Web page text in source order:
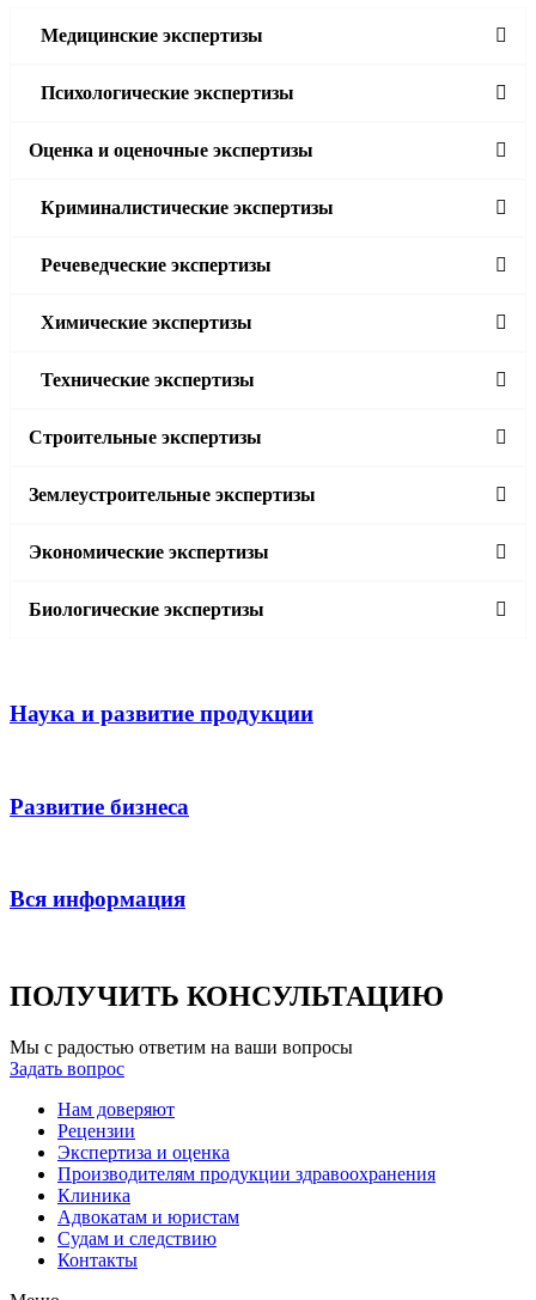
Медицинские экспертизы
Психологические экспертизы
Оценка и оценочные экспертизы
Криминалистические экспертизы
Речеведческие экспертизы
Химические экспертизы
Технические экспертизы
Строительные экспертизы
Землеустроительные экспертизы
Экономические экспертизы
Биологические экспертизы
Наука и развитие продукции
Развитие бизнеса
Вся информация
ПОЛУЧИТЬ КОНСУЛЬТАЦИЮ
Мы с радостью ответим на ваши вопросы
Задать вопрос
Нам доверяют
Рецензии
Экспертиза и оценка
Производителям продукции здравоохранения
Клиника
Адвокатам и юристам
Судам и следствию
Контакты